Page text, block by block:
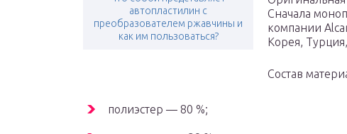
автопластилин с
преобразователем ржавчины и
как им пользоваться?
Сначала
компании
Корея,
Состав
полиэстер — 80 %;